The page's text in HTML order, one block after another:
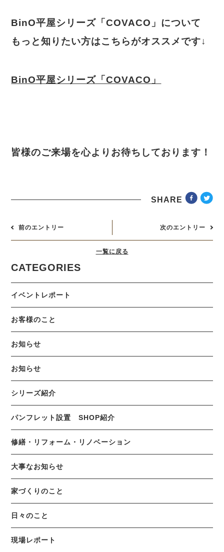
BinO平屋シリーズ「COVACO」について
もっと知りたい方はこちらがオススメです↓
BinO平屋シリーズ「COVACO」
皆様のご来場を心よりお待ちしております！
SHARE
前のエントリー 次のエントリー
一覧に戻る
CATEGORIES
イベントレポート
お客様のこと
お知らせ
お知らせ
シリーズ紹介
パンフレット設置 SHOP紹介
修繕・リフォーム・リノベーション
大事なお知らせ
家づくりのこと
日々のこと
現場レポート